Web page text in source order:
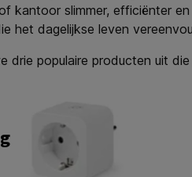
kantoor slimmer, efficiënter
het dagelijkse leven
drie populaire producten uit